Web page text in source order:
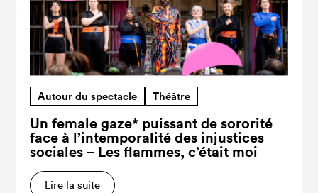
Autour du spectacle Théâtre
Un female gaze* puissant de sororité
face à l’intemporalité des injustices
sociales – Les flammes, c’était moi
Lire la suite